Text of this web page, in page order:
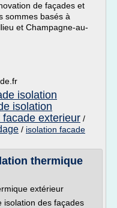
de façades et
sommes basés à
et Champagne-au-
isolation
isolation
exterieur /
/ isolation facade
thermique
extérieur
isolation des façades